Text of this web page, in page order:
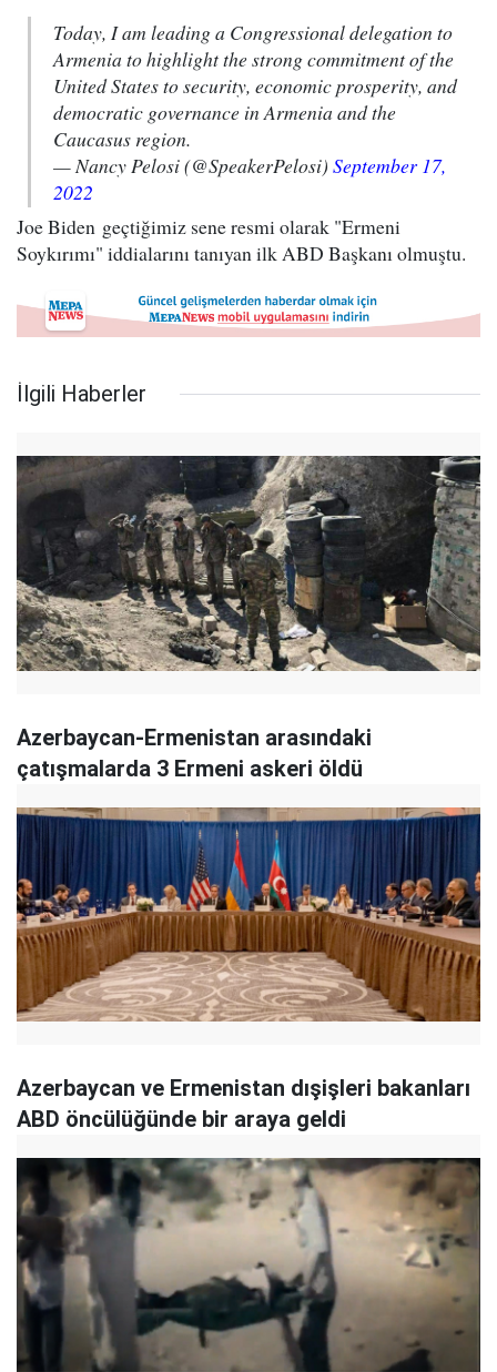
Today, I am leading a Congressional delegation to
Armenia to highlight the strong commitment of the
United States to security, economic prosperity, and
democratic governance in Armenia and the
Caucasus region.
— Nancy Pelosi (@SpeakerPelosi) September 17,
2022
Joe Biden geçtiğimiz sene resmi olarak "Ermeni
Soykırımı" iddialarını tanıyan ilk ABD Başkanı olmuştu.
İlgili Haberler
Azerbaycan-Ermenistan arasındaki
çatışmalarda 3 Ermeni askeri öldü
Azerbaycan ve Ermenistan dışişleri bakanları
ABD öncülüğünde bir araya geldi